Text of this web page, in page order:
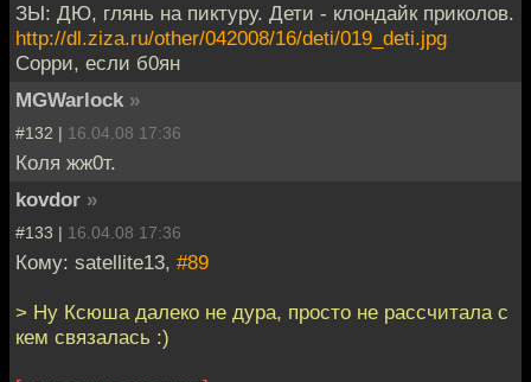
ЗЫ: ДЮ, глянь на пиктуру. Дети - клондайк приколов.
http://dl.ziza.ru/other/042008/16/deti/019_deti.jpg
Сорри, если б0ян
MGWarlock »
#132 | 16.04.08 17:36
Коля жж0т.
kovdor »
#133 | 16.04.08 17:36
Кому: satellite13, #89
> Ну Ксюша далеко не дура, просто не рассчитала с
кем связалась :)